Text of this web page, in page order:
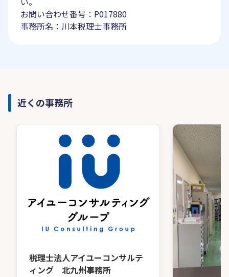
お問い合わせ番号：P017880
事務所名：川本税理士事務所
近くの事務所
税理士法人アイユーコンサルテ
ィング 北九州事務所